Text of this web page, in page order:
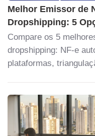
Melhor Emissor de
Dropshipping: 5
Compare os 5
dropshipping: NF-e
plataformas,